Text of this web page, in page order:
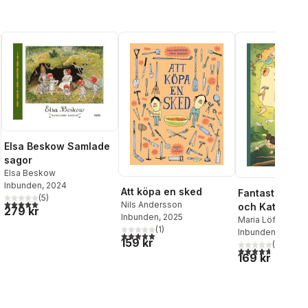
röster:
Elsa Beskow Samlade
sagor
Elsa Beskow
Inbunden, 2024
5,0utav 5 stjärnor. Totalt antal röster:
(5)
279 kr
Att köpa en sked
Nils Andersson
Inbunden, 2025
5,0utav 5 stjärnor. Totalt antal röster:
(1)
159 kr
Fantastiska
och Kattis
Maria Löfgren
Inbunden
4,7utav 5(
169 kr